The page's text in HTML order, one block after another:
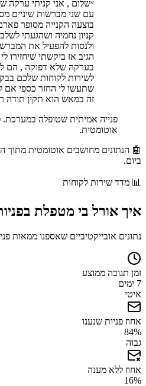
״
בוצעה הקנייה מסופר
קניון נחמיה ושהגעתי
ולנסות להפעיל את
הגיב אז ביקשתי שיחזירו
בערקה שלא דפוקה , הם
לשירות לקוחות שלכם
שתעשו לי החזר כספי אם
זה במאש הוא תקין תודה
פנייה אמיתית שטופלה במערכת.
אוטומטית.
🤖 הנתונים מחושבים אוטומטית מתוך
ביום.
📊 מדד שירות לקוחות
איך אורל בי מטפלת
נתונים אובייקטיביים שאספנו ממאות
זמן תגובה ממוצע
7 ימים
איטי
אחוז פניות שנענו
84%
גבוה
אחוז ללא מענה
16%